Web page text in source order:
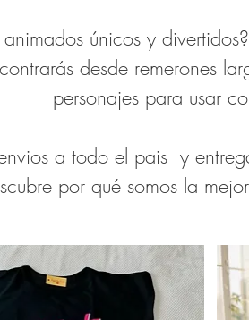
animados únicos y
desde remerones
personajespara usar
a todo el pais y
por qué somos la